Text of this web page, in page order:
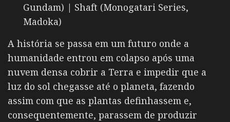
Gundam) | Shaft (Monogatari Series,
Madoka)
A história se passa em um futuro onde a
humanidade entrou em colapso após uma
nuvem densa cobrir a Terra e impedir que a
luz do sol chegasse até o planeta, fazendo
assim com que as plantas definhassem e,
consequentemente, parassem de produzir